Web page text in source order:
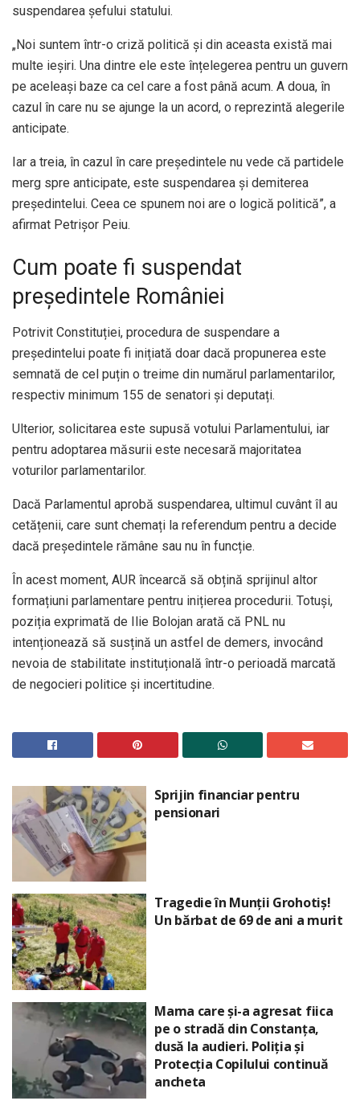
suspendarea șefului statului.
„Noi suntem într-o criză politică și din aceasta există mai
multe ieșiri. Una dintre ele este înțelegerea pentru un guvern
pe aceleași baze ca cel care a fost până acum. A doua, în
cazul în care nu se ajunge la un acord, o reprezintă alegerile
anticipate.
Iar a treia, în cazul în care președintele nu vede că partidele
merg spre anticipate, este suspendarea și demiterea
președintelui. Ceea ce spunem noi are o logică politică”, a
afirmat Petrișor Peiu.
Cum poate fi suspendat
președintele României
Potrivit Constituției, procedura de suspendare a
președintelui poate fi inițiată doar dacă propunerea este
semnată de cel puțin o treime din numărul parlamentarilor,
respectiv minimum 155 de senatori și deputați.
Ulterior, solicitarea este supusă votului Parlamentului, iar
pentru adoptarea măsurii este necesară majoritatea
voturilor parlamentarilor.
Dacă Parlamentul aprobă suspendarea, ultimul cuvânt îl au
cetățenii, care sunt chemați la referendum pentru a decide
dacă președintele rămâne sau nu în funcție.
În acest moment, AUR încearcă să obțină sprijinul altor
formațiuni parlamentare pentru inițierea procedurii. Totuși,
poziția exprimată de Ilie Bolojan arată că PNL nu
intenționează să susțină un astfel de demers, invocând
nevoia de stabilitate instituțională într-o perioadă marcată
de negocieri politice și incertitudine.
Sprijin financiar pentru
pensionari
Tragedie în Munții Grohotiș!
Un bărbat de 69 de ani a murit
Mama care și-a agresat fiica
pe o stradă din Constanța,
dusă la audieri. Poliția și
Protecția Copilului continuă
ancheta